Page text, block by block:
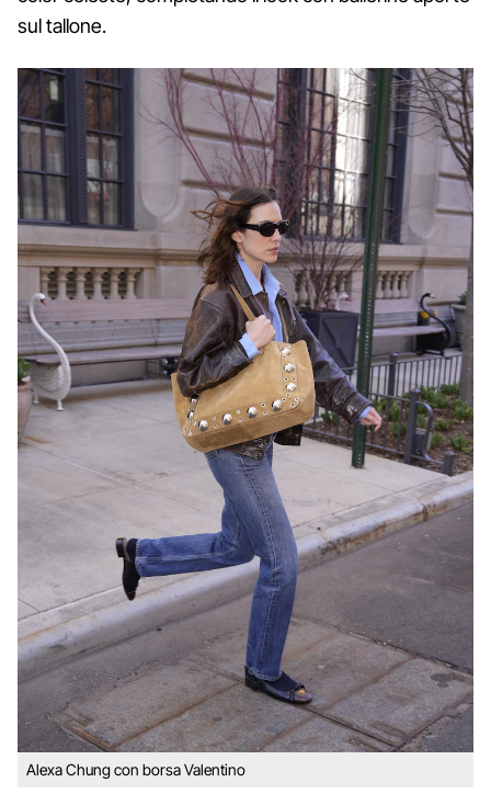
sul tallone.
Alexa Chung con borsa Valentino